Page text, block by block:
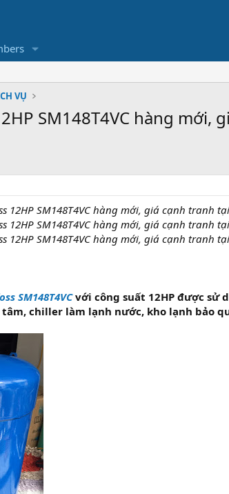
VỤ
SM148T4VC hàng mới,
12HP SM148T4VC hàng mới, giá cạnh tranh
12HP SM148T4VC hàng mới, giá cạnh tranh
12HP SM148T4VC hàng mới, giá cạnh tranh
SM148T4VCvới công suất 12HP được sử
chiller làm lạnh nước, kho lạnh bảo